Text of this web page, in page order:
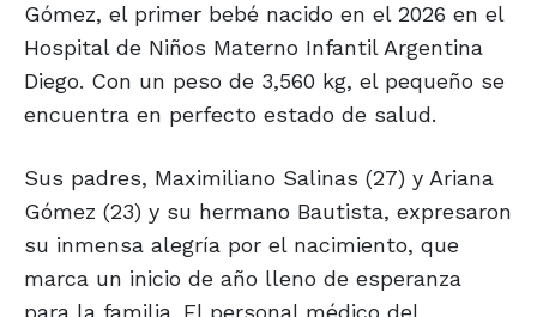
Gómez, el primer bebé nacido en el 2026 en el
Hospital de Niños Materno Infantil Argentina
Diego. Con un peso de 3,560 kg, el pequeño se
encuentra en perfecto estado de salud.
Sus padres, Maximiliano Salinas (27) y Ariana
Gómez (23) y su hermano Bautista, expresaron
su inmensa alegría por el nacimiento, que
marca un inicio de año lleno de esperanza